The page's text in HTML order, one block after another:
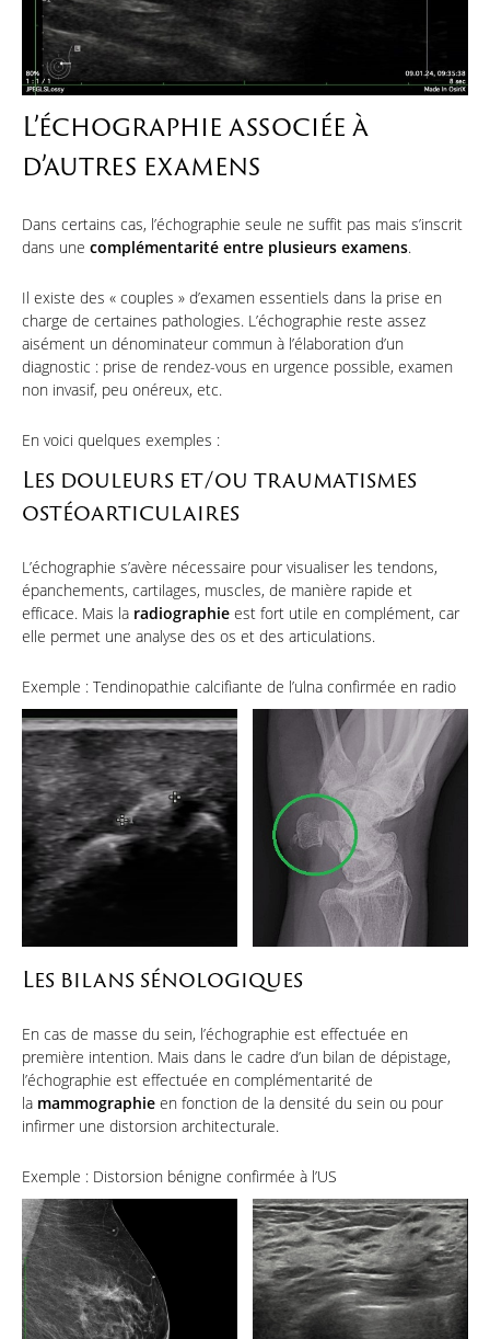
L’échographie associée à
d’autres examens
Dans certains cas, l’échographie seule ne suffit pas mais s’inscrit
dans une complémentarité entre plusieurs examens.
Il existe des « couples » d’examen essentiels dans la prise en
charge de certaines pathologies. L’échographie reste assez
aisément un dénominateur commun à l’élaboration d’un
diagnostic : prise de rendez-vous en urgence possible, examen
non invasif, peu onéreux, etc.
En voici quelques exemples :
Les douleurs et/ou traumatismes
ostéoarticulaires
L’échographie s’avère nécessaire pour visualiser les tendons,
épanchements, cartilages, muscles, de manière rapide et
efficace. Mais la radiographie est fort utile en complément, car
elle permet une analyse des os et des articulations.
Exemple : Tendinopathie calcifiante de l’ulna confirmée en radio
Les bilans sénologiques
En cas de masse du sein, l’échographie est effectuée en
première intention. Mais dans le cadre d’un bilan de dépistage,
l’échographie est effectuée en complémentarité de
la mammographie en fonction de la densité du sein ou pour
infirmer une distorsion architecturale.
Exemple : Distorsion bénigne confirmée à l’US